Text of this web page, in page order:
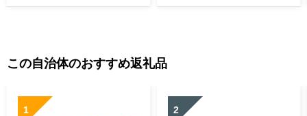
この自治体のおすすめ返礼品
1 2